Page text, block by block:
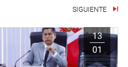
SIGUIENTE
13
01